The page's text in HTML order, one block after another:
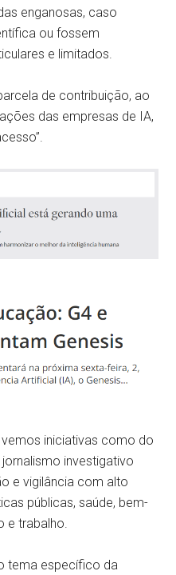
enganosas, caso
ou fossem
e limitados.
de contribuição, ao
das empresas de IA,
iniciativas como do
investigativo
e vigilância com alto
públicas, saúde, bem-
e trabalho.
tema específico da